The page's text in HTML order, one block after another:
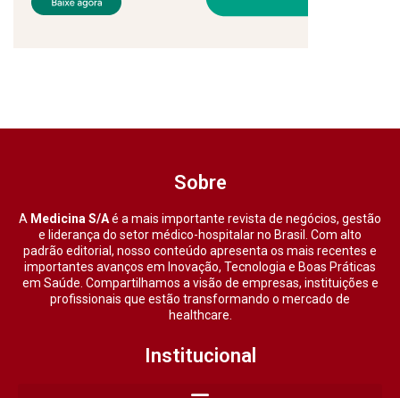
Sobre
A Medicina S/Aé a mais importante revista de negócios, gestão
e liderança do setor médico-hospitalar no Brasil. Com alto
padrão editorial, nosso conteúdo apresenta os mais recentes e
importantes avanços em Inovação, Tecnologia e Boas Práticas
em Saúde. Compartilhamos a visão de empresas, instituições e
profissionais que estão transformando o mercado de
healthcare.
Institucional